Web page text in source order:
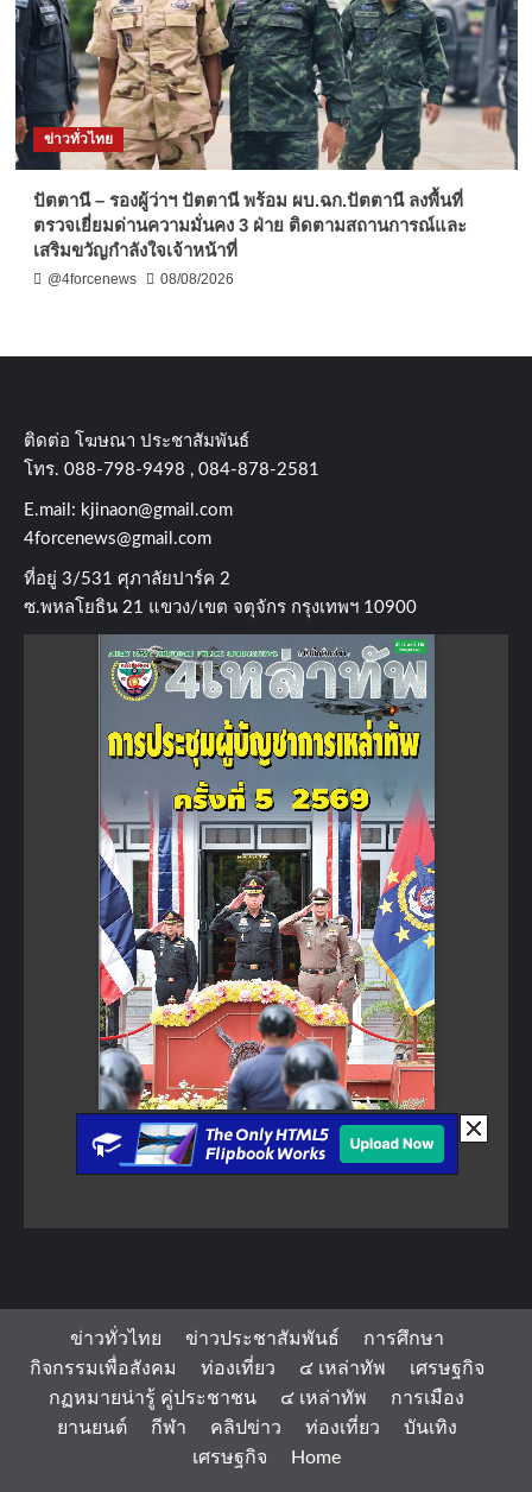
ข่าวทั่วไทย
ปัตตานี – รองผู้ว่าฯ ปัตตานี พร้อม ผบ.ฉก.ปัตตานี ลงพื้นที่
ตรวจเยี่ยมด่านความมั่นคง 3 ฝ่าย ติดตามสถานการณ์และ
เสริมขวัญกำลังใจเจ้าหน้าที่
@4forcenews 08/08/2026
ติดต่อ​ โฆษณา​ ประชาสัมพันธ์
โทร​. 088-798-9498 , 084-878-2581
E.mail: kjinaon@gmail.com
4forcenews@gmail.com
ที่อยู่​ 3/531​ ศุภาลัยปาร์ค​ 2
ซ.พหลโยธิน​ 21​ แขวง/เขต​ จตุจักร​ กรุงเทพฯ 10900
ข่าวทั่วไทย ข่าวประชาสัมพันธ์
การศึกษา
กิจกรรมเพื่อสังคม
ท่องเที่ยว ๔ เหล่าทัพ
เศรษฐกิจ
กฏหมายน่ารู้ คู่ประชาชน
๔ เหล่าทัพ
การเมือง
ยานยนต์
กีฬา คลิปข่าว ท่องเที่ยว
บันเทิง
เศรษฐกิจ
Home